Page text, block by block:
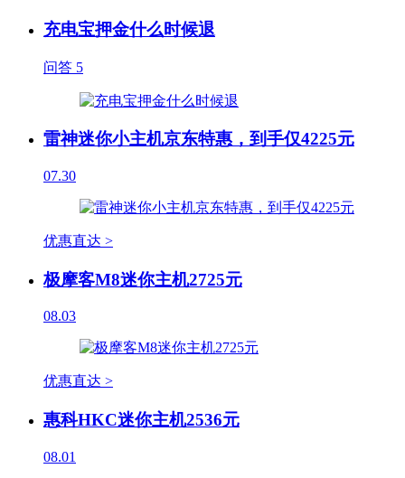
充电宝押金什么时候退
问答 5
雷神迷你小主机京东特惠，到手仅4225元
07.30
优惠直达 >
极摩客M8迷你主机2725元
08.03
优惠直达 >
惠科HKC迷你主机2536元
08.01